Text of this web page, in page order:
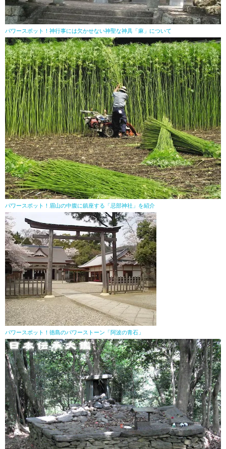
パワースポット！神行事には欠かせない神聖な神具「麻」について
パワースポット！眉山の中腹に鎮座する「忌部神社」を紹介
パワースポット！徳島のパワーストーン「阿波の青石」